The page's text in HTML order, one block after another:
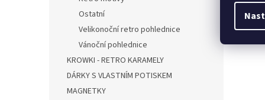
Ostatní
Velikonoční retro pohlednice
Vánoční pohlednice
KROWKI - RETRO KARAMELY
DÁRKY S VLASTNÍM POTISKEM
MAGNETKY